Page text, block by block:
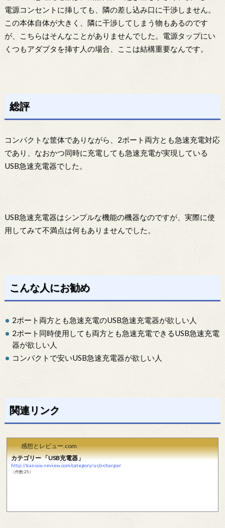
電源コンセントに挿しても、隣の差し込み口に干渉しません。
この本体自体が大きく、隣に干渉してしまう物もあるのです
が、こちらはそんなことがありませんでした。電源タップにい
くつもアダプタを挿す人の場合、ここは結構重要なんです。
総評
コンパクトな筐体でありながら、2ポート両方とも急速充電対応
であり、なおかつ同時に充電しても急速充電が実現している
USB急速充電器でした。
USB急速充電器はシンプルな機能の機器なのですが、実際に使
用してみて不満点は何もありませんでした。
こんな人にお勧め
2ポート両方とも急速充電のUSB急速充電器が欲しい人
2ポート同時使用しても両方とも急速充電できるUSB急速充電
器が欲しい人
コンパクトで安いUSB急速充電器が欲しい人
関連リンク
感想とレビュー.com
カテゴリー 「USB充電器」
http://kansou-review.com/category/usb-charger
（件数:25）